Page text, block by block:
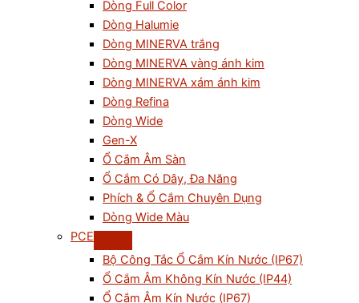
Dòng Full Color
Dòng Halumie
Dòng MINERVA trắng
Dòng MINERVA vàng ánh kim
Dòng MINERVA xám ánh kim
Dòng Refina
Dòng Wide
Gen-X
Ổ Cắm Âm Sàn
Ổ Cắm Có Dây, Đa Năng
Phích & Ổ Cắm Chuyên Dụng
Dòng Wide Màu
PCE
Bộ Công Tắc Ổ Cắm Kín Nước (IP67)
Ổ Cắm Âm Không Kín Nước (IP44)
Ổ Cắm Âm Kín Nước (IP67)